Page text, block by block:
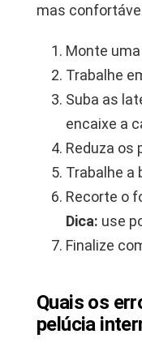
mas
Monte
Trabalhe
Suba as
encaixe a
Reduza os
Trabalhe a
Recorte o
Dica: use
Finalize
Quais os
pelúcia